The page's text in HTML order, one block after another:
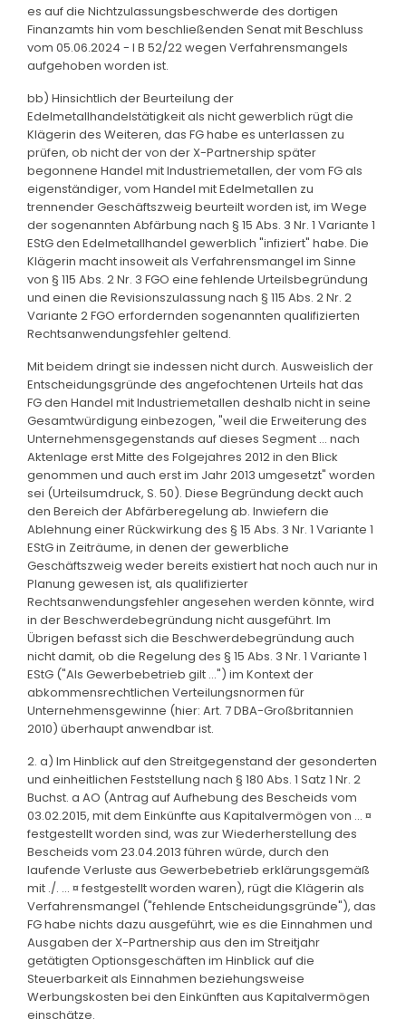
es auf die Nichtzulassungsbeschwerde des dortigen
Finanzamts hin vom beschließenden Senat mit Beschluss
vom 05.06.2024 - I B 52/22 wegen Verfahrensmangels
aufgehoben worden ist.
bb) Hinsichtlich der Beurteilung der
Edelmetallhandelstätigkeit als nicht gewerblich rügt die
Klägerin des Weiteren, das FG habe es unterlassen zu
prüfen, ob nicht der von der X-Partnership später
begonnene Handel mit Industriemetallen, der vom FG als
eigenständiger, vom Handel mit Edelmetallen zu
trennender Geschäftszweig beurteilt worden ist, im Wege
der sogenannten Abfärbung nach § 15 Abs. 3 Nr. 1 Variante 1
EStG den Edelmetallhandel gewerblich "infiziert" habe. Die
Klägerin macht insoweit als Verfahrensmangel im Sinne
von § 115 Abs. 2 Nr. 3 FGO eine fehlende Urteilsbegründung
und einen die Revisionszulassung nach § 115 Abs. 2 Nr. 2
Variante 2 FGO erfordernden sogenannten qualifizierten
Rechtsanwendungsfehler geltend.
Mit beidem dringt sie indessen nicht durch. Ausweislich der
Entscheidungsgründe des angefochtenen Urteils hat das
FG den Handel mit Industriemetallen deshalb nicht in seine
Gesamtwürdigung einbezogen, "weil die Erweiterung des
Unternehmensgegenstands auf dieses Segment ... nach
Aktenlage erst Mitte des Folgejahres 2012 in den Blick
genommen und auch erst im Jahr 2013 umgesetzt" worden
sei (Urteilsumdruck, S. 50). Diese Begründung deckt auch
den Bereich der Abfärberegelung ab. Inwiefern die
Ablehnung einer Rückwirkung des § 15 Abs. 3 Nr. 1 Variante 1
EStG in Zeiträume, in denen der gewerbliche
Geschäftszweig weder bereits existiert hat noch auch nur in
Planung gewesen ist, als qualifizierter
Rechtsanwendungsfehler angesehen werden könnte, wird
in der Beschwerdebegründung nicht ausgeführt. Im
Übrigen befasst sich die Beschwerdebegründung auch
nicht damit, ob die Regelung des § 15 Abs. 3 Nr. 1 Variante 1
EStG ("Als Gewerbebetrieb gilt ...") im Kontext der
abkommensrechtlichen Verteilungsnormen für
Unternehmensgewinne (hier: Art. 7 DBA-Großbritannien
2010) überhaupt anwendbar ist.
2. a) Im Hinblick auf den Streitgegenstand der gesonderten
und einheitlichen Feststellung nach § 180 Abs. 1 Satz 1 Nr. 2
Buchst. a AO (Antrag auf Aufhebung des Bescheids vom
03.02.2015, mit dem Einkünfte aus Kapitalvermögen von ... ¤
festgestellt worden sind, was zur Wiederherstellung des
Bescheids vom 23.04.2013 führen würde, durch den
laufende Verluste aus Gewerbebetrieb erklärungsgemäß
mit ./. ... ¤ festgestellt worden waren), rügt die Klägerin als
Verfahrensmangel ("fehlende Entscheidungsgründe"), das
FG habe nichts dazu ausgeführt, wie es die Einnahmen und
Ausgaben der X-Partnership aus den im Streitjahr
getätigten Optionsgeschäften im Hinblick auf die
Steuerbarkeit als Einnahmen beziehungsweise
Werbungskosten bei den Einkünften aus Kapitalvermögen
einschätze.